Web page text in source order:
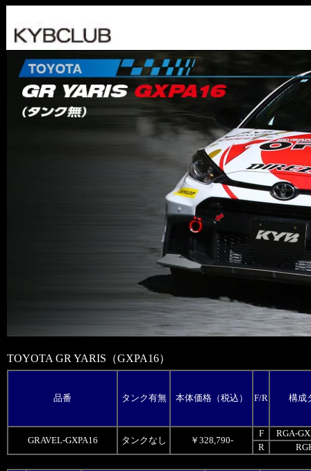
TOYOTA GR YARIS（GXPA16）
品番 タンク有無 本体価格（税込） F/R 構成
GRAVEL-GXPA16 タンクなし ￥328,790-
F
RGA-
R